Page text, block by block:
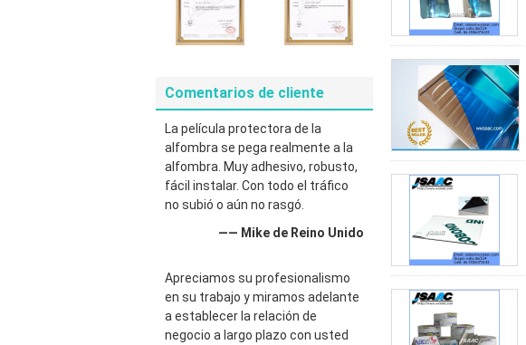
Comentarios de cliente
La película protectora de la
alfombra se pega realmente a la
alfombra. Muy adhesivo, robusto,
fácil instalar. Con todo el tráfico
no subió o aún no rasgó.
—— Mike de Reino Unido
Apreciamos su profesionalismo
en su trabajo y miramos adelante
a establecer la relación de
negocio a largo plazo con usted